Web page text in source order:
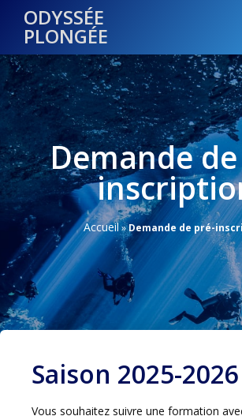
ODYSSÉE
PLONGÉE
Demande
Accueil »Demande de pré-
Saison 2025-2026
Vous souhaitez suivre une formation